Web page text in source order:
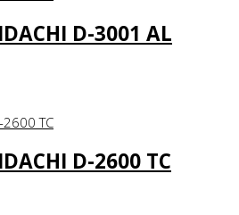
D-3001 AL
D-2600 TC